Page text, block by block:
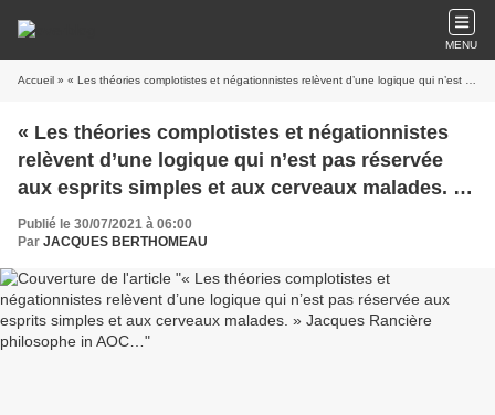
MENU
Accueil » « Les théories complotistes et négationnistes relèvent d’une logique qui n’est pas réservée aux esprits simples et aux cerveaux malades. » Jacques Rancière philosophe in AOC…
« Les théories complotistes et négationnistes
relèvent d’une logique qui n’est pas réservée
aux esprits simples et aux cerveaux malades. »
Jacques Rancière philosophe in AOC…
Publié le 30/07/2021 à 06:00
Par JACQUES BERTHOMEAU